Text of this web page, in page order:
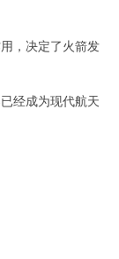
，决定了火箭发
经成为现代航天